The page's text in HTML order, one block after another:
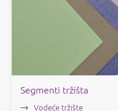
Segmenti tržišta
Vodeće tržište